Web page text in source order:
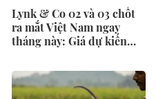
Lynk & Co 02 và 03 chốt
ra mắt Việt Nam ngay
tháng này: Giá dự kiến
đấu Corolla Cross, sedan
cạnh tranh Civic